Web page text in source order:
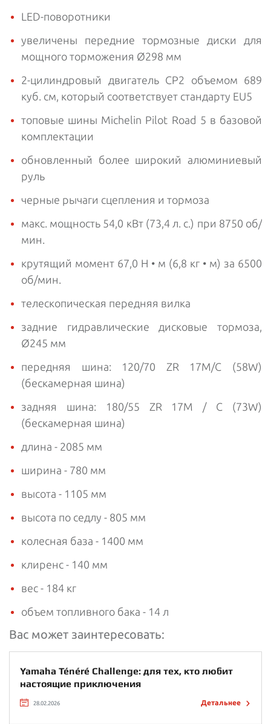
LED-поворотники
увеличены передние тормозные диски для
мощного торможения Ø298 мм
2-цилиндровый двигатель CP2 объемом 689
куб. см, который соответствует стандарту EU5
топовые шины Michelin Pilot Road 5 в базовой
комплектации
обновленный более широкий алюминиевый
руль
черные рычаги сцепления и тормоза
макс. мощность 54,0 кВт (73,4 л. с.) при 8750 об/
мин.
крутящий момент 67,0 Н • м (6,8 кг • м) за 6500
об/мин.
телескопическая передняя вилка
задние гидравлические дисковые тормоза,
Ø245 мм
передняя шина: 120/70 ZR 17M/C (58W)
(бескамерная шина)
задняя шина: 180/55 ZR 17M / C (73W)
(бескамерная шина)
длина - 2085 мм
ширина - 780 мм
высота - 1105 мм
высота по седлу - 805 мм
колесная база - 1400 мм
клиренс - 140 мм
вес - 184 кг
объем топливного бака - 14 л
Вас может заинтересовать:
Yamaha Ténéré Challenge: для тех, кто любит
настоящие приключения
28.02.2026 Детальнее